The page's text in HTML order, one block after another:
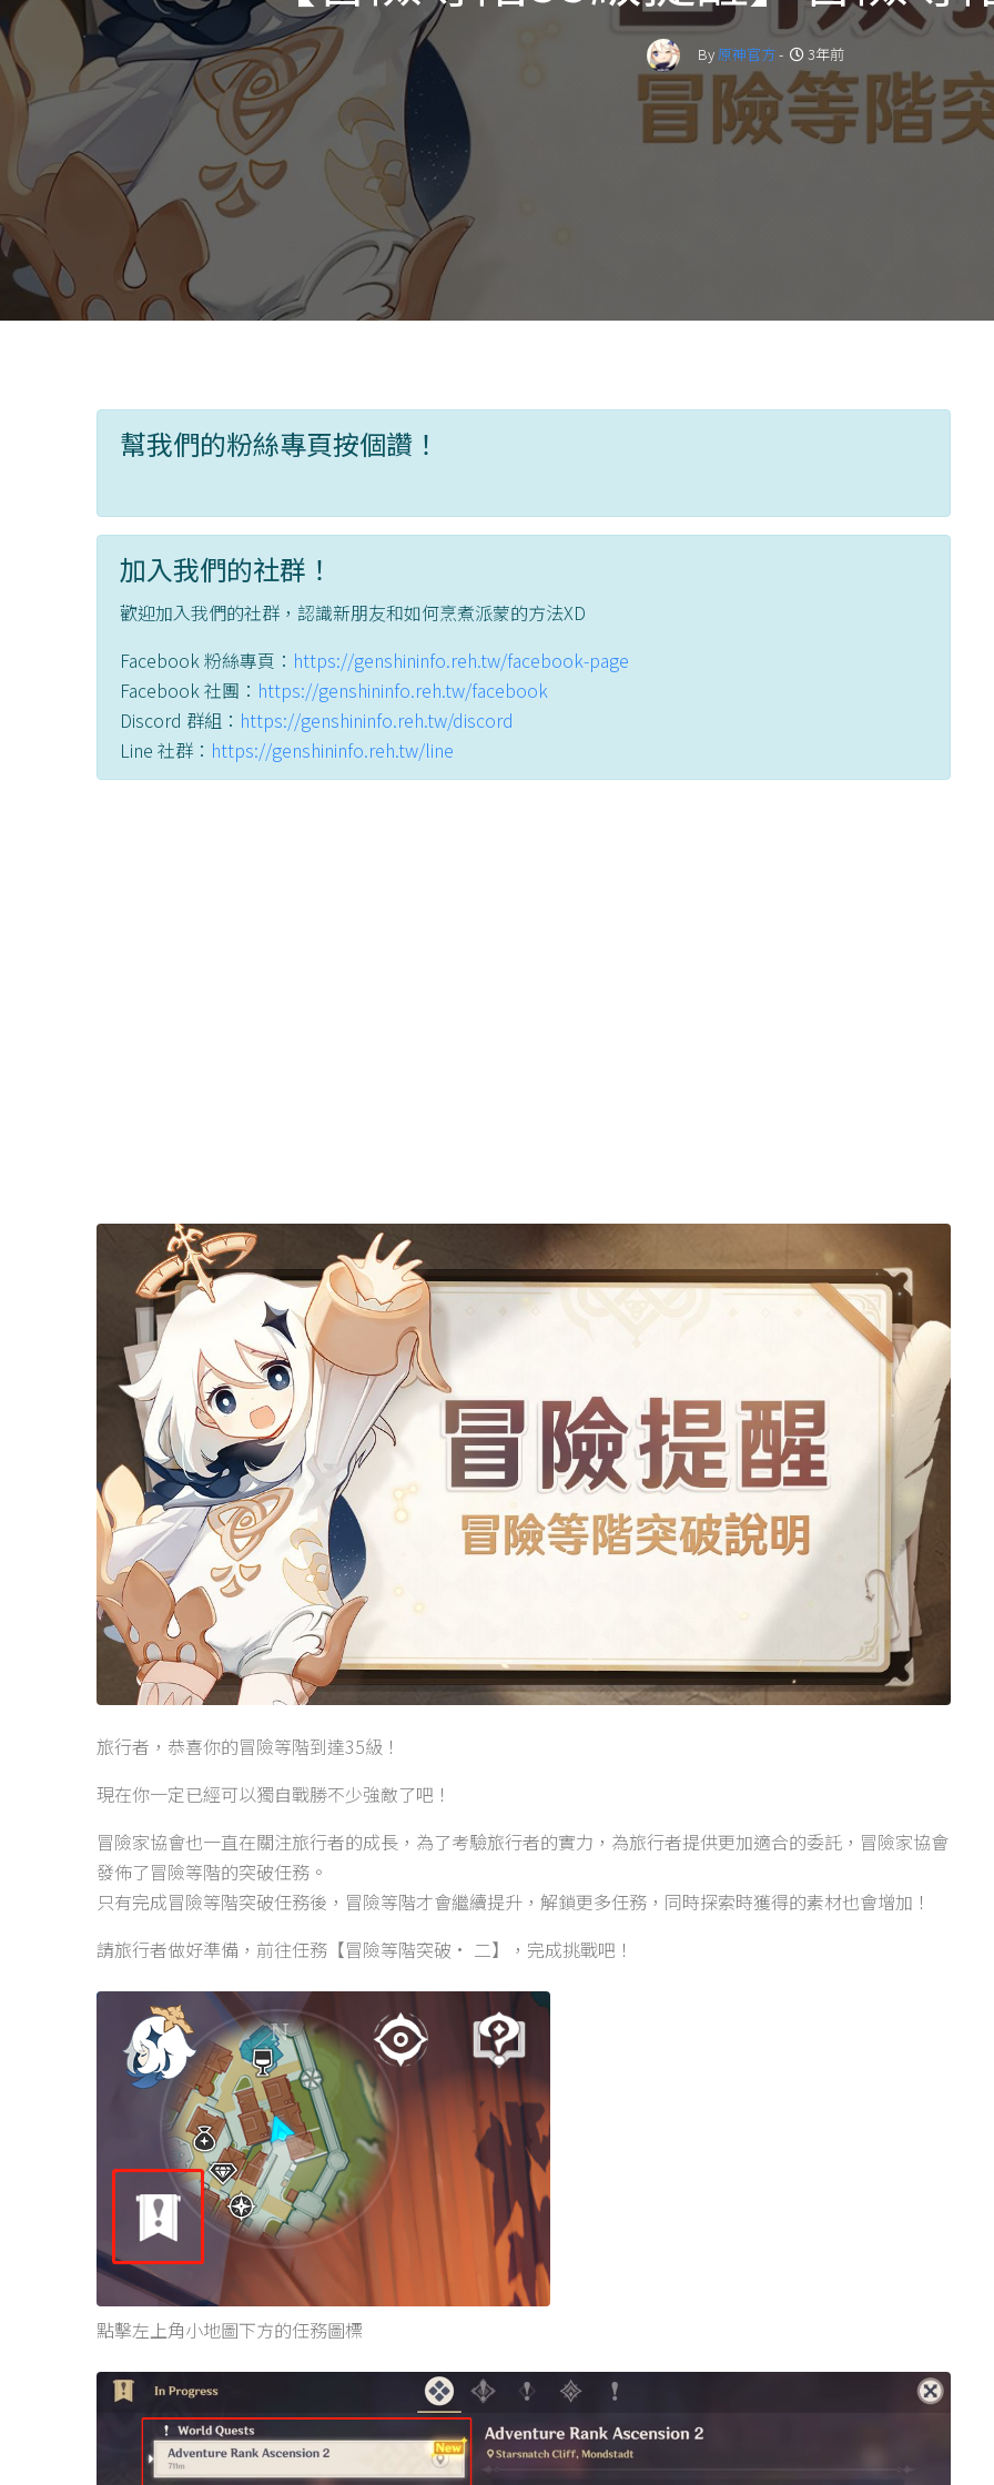
By原神官方- 3年前
幫我們的粉絲專頁按個讚！
加入我們的社群！
歡迎加入我們的社群，認識新朋友和如何烹煮派蒙的方法XD
Facebook 粉絲專頁： https://genshininfo.reh.tw/facebook-page
Facebook 社團： https://genshininfo.reh.tw/facebook
Discord 群組： https://genshininfo.reh.tw/discord
Line 社群： https://genshininfo.reh.tw/line
旅行者，恭喜你的冒險等階到達35級！
現在你一定已經可以獨自戰勝不少強敵了吧！
冒險家協會也一直在關注旅行者的成長，為了考驗旅行者的實力，為旅行者提供更加適合的委託，冒險家協會
發佈了冒險等階的突破任務。
只有完成冒險等階突破任務後，冒險等階才會繼續提升，解鎖更多任務，同時探索時獲得的素材也會增加！
請旅行者做好準備，前往任務【冒險等階突破• 二】，完成挑戰吧！
點擊左上角小地圖下方的任務圖標